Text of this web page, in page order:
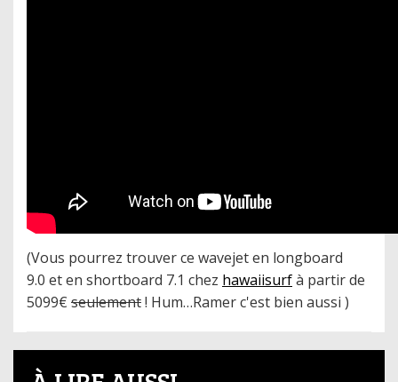
(Vous pourrez trouver ce wavejet en longboard
9.0 et en shortboard 7.1 chez hawaiisurfà partir de
5099€ seulement! Hum…Ramer c'est bien aussi )